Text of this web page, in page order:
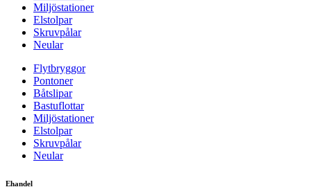
Miljöstationer
Elstolpar
Skruvpålar
Neular
Flytbryggor
Pontoner
Båtslipar
Bastuflottar
Miljöstationer
Elstolpar
Skruvpålar
Neular
Ehandel